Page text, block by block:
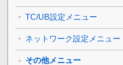
TC/UB設定メニュー
ネットワーク設定メニュー
その他メニュー